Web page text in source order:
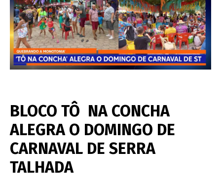
BLOCO TÔ NA CONCHA
ALEGRA O DOMINGO DE
CARNAVAL DE SERRA
TALHADA